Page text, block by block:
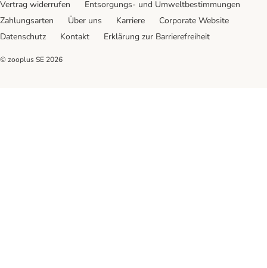
Vertrag widerrufen
Entsorgungs- und Umweltbestimmungen
Zahlungsarten
Über uns Karriere
Corporate Website
Datenschutz
Kontakt Erklärung zur Barrierefreiheit
© zooplus SE 2026